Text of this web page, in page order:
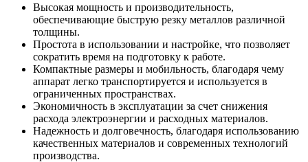
Высокая мощность и производительность,
обеспечивающие быструю резку металлов различной
толщины.
Простота в использовании и настройке, что позволяет
сократить время на подготовку к работе.
Компактные размеры и мобильность, благодаря чему
аппарат легко транспортируется и используется в
ограниченных пространствах.
Экономичность в эксплуатации за счет снижения
расхода электроэнергии и расходных материалов.
Надежность и долговечность, благодаря использованию
качественных материалов и современных технологий
производства.